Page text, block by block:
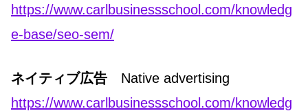
https://www.carlbusinessschool.com/knowledg
e-base/seo-sem/
ネイティブ広告 Native advertising
https://www.carlbusinessschool.com/knowledg